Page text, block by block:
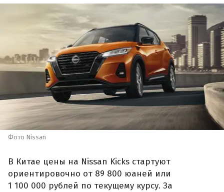
Фото Nissan
В Китае цены на Nissan Kicks стартуют
ориентировочно от 89 800 юаней или
1 100 000 рублей по текущему курсу. За